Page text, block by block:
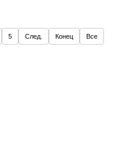
5 След. Конец Все